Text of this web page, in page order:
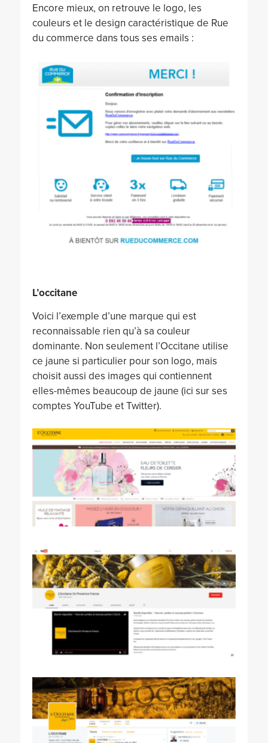
Encore mieux, on retrouve le logo, les
couleurs et le design caractéristique de Rue
du commerce dans tous ses emails :
L’occitane
Voici l’exemple d’une marque qui est
reconnaissable rien qu’à sa couleur
dominante. Non seulement l’Occitane utilise
ce jaune si particulier pour son logo, mais
choisit aussi des images qui contiennent
elles-mêmes beaucoup de jaune (ici sur ses
comptes YouTube et Twitter).